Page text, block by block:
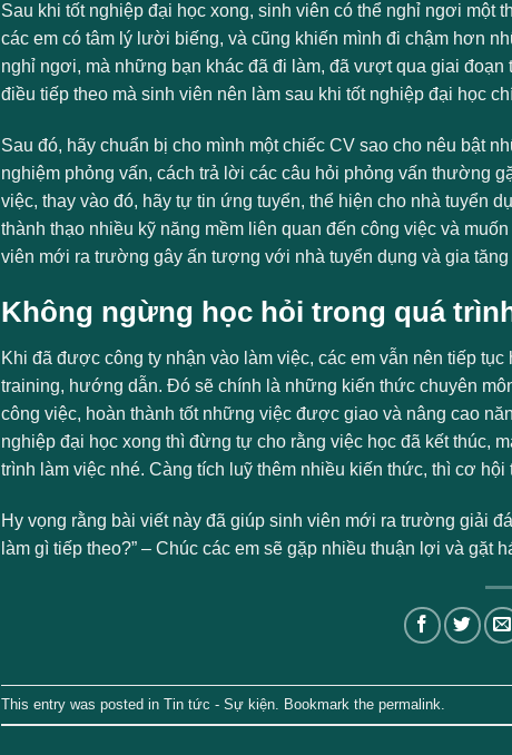
Sau khi tốt nghiệp đại học xong, sinh viên có thể nghỉ ngơi
các em có tâm lý lười biếng, và cũng khiến mình đi chậm hơn
nghỉ ngơi, mà những bạn khác đã đi làm, đã vượt qua giai
điều tiếp theo mà sinh viên nên làm sau khi tốt nghiệp đại học
Sau đó, hãy chuẩn bị cho mình một chiếc CV sao cho nêu bật
nghiệm phỏng vấn, cách trả lời các câu hỏi phỏng vấn thường
việc, thay vào đó, hãy tự tin ứng tuyển, thể hiện cho nhà tuyển
thành thạo nhiều kỹ năng mềm liên quan đến công việc và
viên mới ra trường gây ấn tượng với nhà tuyển dụng và gia
Không ngừng học hỏi trong quá
Khi đã được công ty nhận vào làm việc, các em vẫn nên tiếp
training, hướng dẫn. Đó sẽ chính là những kiến thức chuyên
công việc, hoàn thành tốt những việc được giao và nâng cao
nghiệp đại học xong thì đừng tự cho rằng việc học đã kết thúc,
trình làm việc nhé. Càng tích luỹ thêm nhiều kiến thức, thì cơ
Hy vọng rằng bài viết này đã giúp sinh viên mới ra trường giải
làm gì tiếp theo?” – Chúc các em sẽ gặp nhiều thuận lợi và
This entry was posted in Tin tức - Sự kiện . Bookmark the permalink